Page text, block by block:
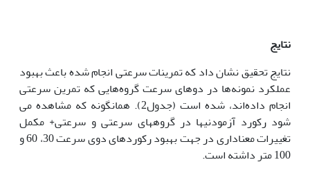
نتایج
نتایج تحقیق نشان داد که تمرینات سرعتی انجام شده باعث بهبود
عملکرد نمونه‌ها در دوهای سرعت گروه‌هایی که تمرین سرعتی
انجام داده‌اند، شده ‌است (جدول2). همانگونه که مشاهده می
شود رکورد آزمودنی‏ها در گروههای سرعتی و سرعتی+ مکمل
تغییرات معناداری در جهت بهبود رکوردهای دوی سرعت 30، 60 و
100 متر داشته است.